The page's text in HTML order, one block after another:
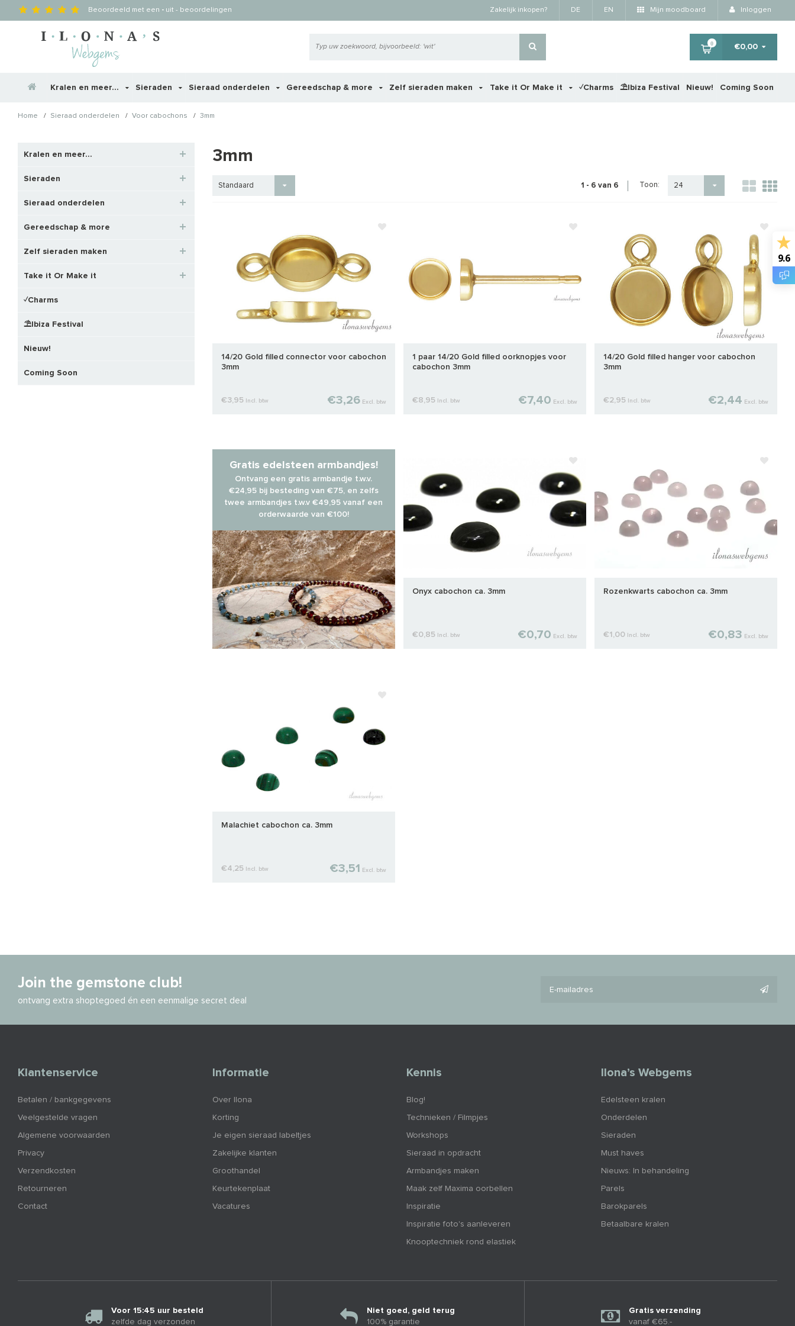
Beoordeeld met een - uit - beoordelingen Zakelijk inkopen? DE EN Mijn moodboard Inloggen
0 €0,00
Kralen en meer... Sieraden Sieraad onderdelen Gereedschap & more Zelf sieraden maken Take it Or Make it ✓Charms ⛱️Ibiza Festival Nieuw! Coming Soon
Home / Sieraad onderdelen / Voor cabochons / 3mm
Kralen en meer...
Sieraden
Sieraad onderdelen
Gereedschap & more
Zelf sieraden maken
Take it Or Make it
✓Charms
⛱️Ibiza Festival
Nieuw!
Coming Soon
3mm
Standaard 1 - 6 van 6 Toon: 24
14/20 Gold filled connector voor cabochon
3mm
€3,95 Incl. btw €3,26 Excl. btw
1 paar 14/20 Gold filled oorknopjes voor
cabochon 3mm
€8,95 Incl. btw €7,40 Excl. btw
14/20 Gold filled hanger voor cabochon
3mm
€2,95 Incl. btw €2,44 Excl. btw
Gratis edelsteen armbandjes!
Ontvang een gratis armbandje t.w.v.
€24,95 bij besteding van €75, en zelfs
twee armbandjes t.w.v €49,95 vanaf een
orderwaarde van €100!
Onyx cabochon ca. 3mm
€0,85 Incl. btw €0,70 Excl. btw
Rozenkwarts cabochon ca. 3mm
€1,00 Incl. btw €0,83 Excl. btw
Malachiet cabochon ca. 3mm
€4,25 Incl. btw €3,51 Excl. btw
Join the gemstone club!
ontvang extra shoptegoed én een eenmalige secret deal
Klantenservice
Betalen / bankgegevens
Veelgestelde vragen
Algemene voorwaarden
Privacy
Verzendkosten
Retourneren
Contact
Informatie
Over Ilona
Korting
Je eigen sieraad labeltjes
Zakelijke klanten
Groothandel
Keurtekenplaat
Vacatures
Kennis
Blog!
Technieken / Filmpjes
Workshops
Sieraad in opdracht
Armbandjes maken
Maak zelf Maxima oorbellen
Inspiratie
Inspiratie foto's aanleveren
Knooptechniek rond elastiek
Ilona’s Webgems
Edelsteen kralen
Onderdelen
Sieraden
Must haves
Nieuws: In behandeling
Parels
Barokparels
Betaalbare kralen
Voor 15:45 uur besteld
zelfde dag verzonden
Niet goed, geld terug
100% garantie
Gratis verzending
vanaf €65.-
9.6